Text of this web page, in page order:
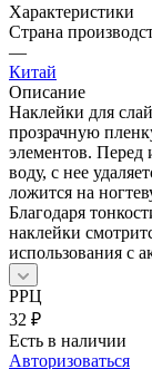
Характеристики
Страна
—
Китай
Описание
Наклейки для
прозрачную
элементов. Перед
воду, с нее
ложится на
Благодаря
наклейки
использования с
РРЦ
32 ₽
Есть в наличии
Авторизоваться